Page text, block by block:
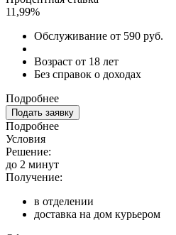
11,99%
Обслуживание от 590 руб.
Возраст от 18 лет
Без справок о доходах
Подробнее
Подать заявку
Подробнее
Условия
Решение:
до 2 минут
Получение:
в отделении
доставка на дом курьером